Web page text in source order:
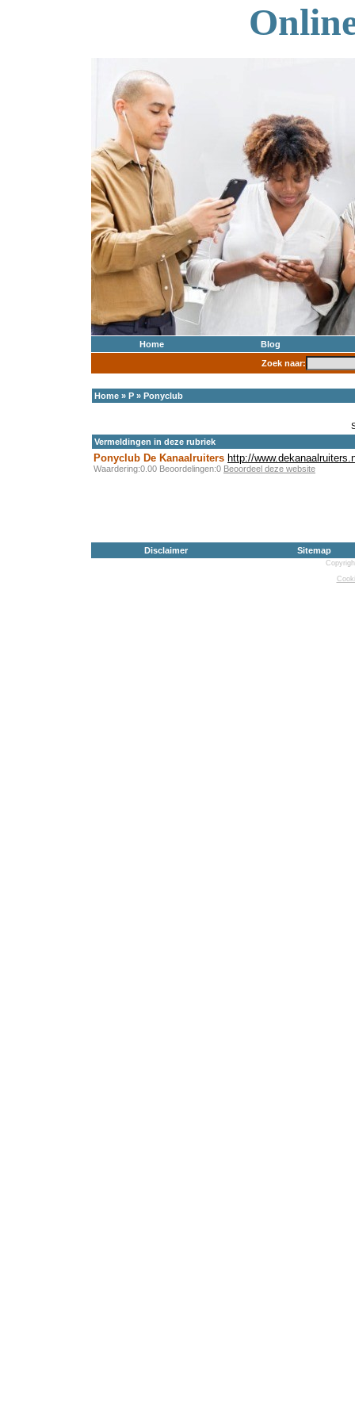
Home
Blog
Zoek naar:
Home » P » Ponyclub
Vermeldingen in deze rubriek
Ponyclub De Kanaalruiters http://
Waardering:0.00 Beoordelingen:0 Beoordeel deze website
Disclaimer Sitemap